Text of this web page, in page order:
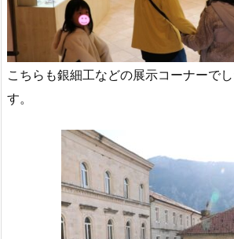
こちらも銀細工などの展示コーナーで
す。